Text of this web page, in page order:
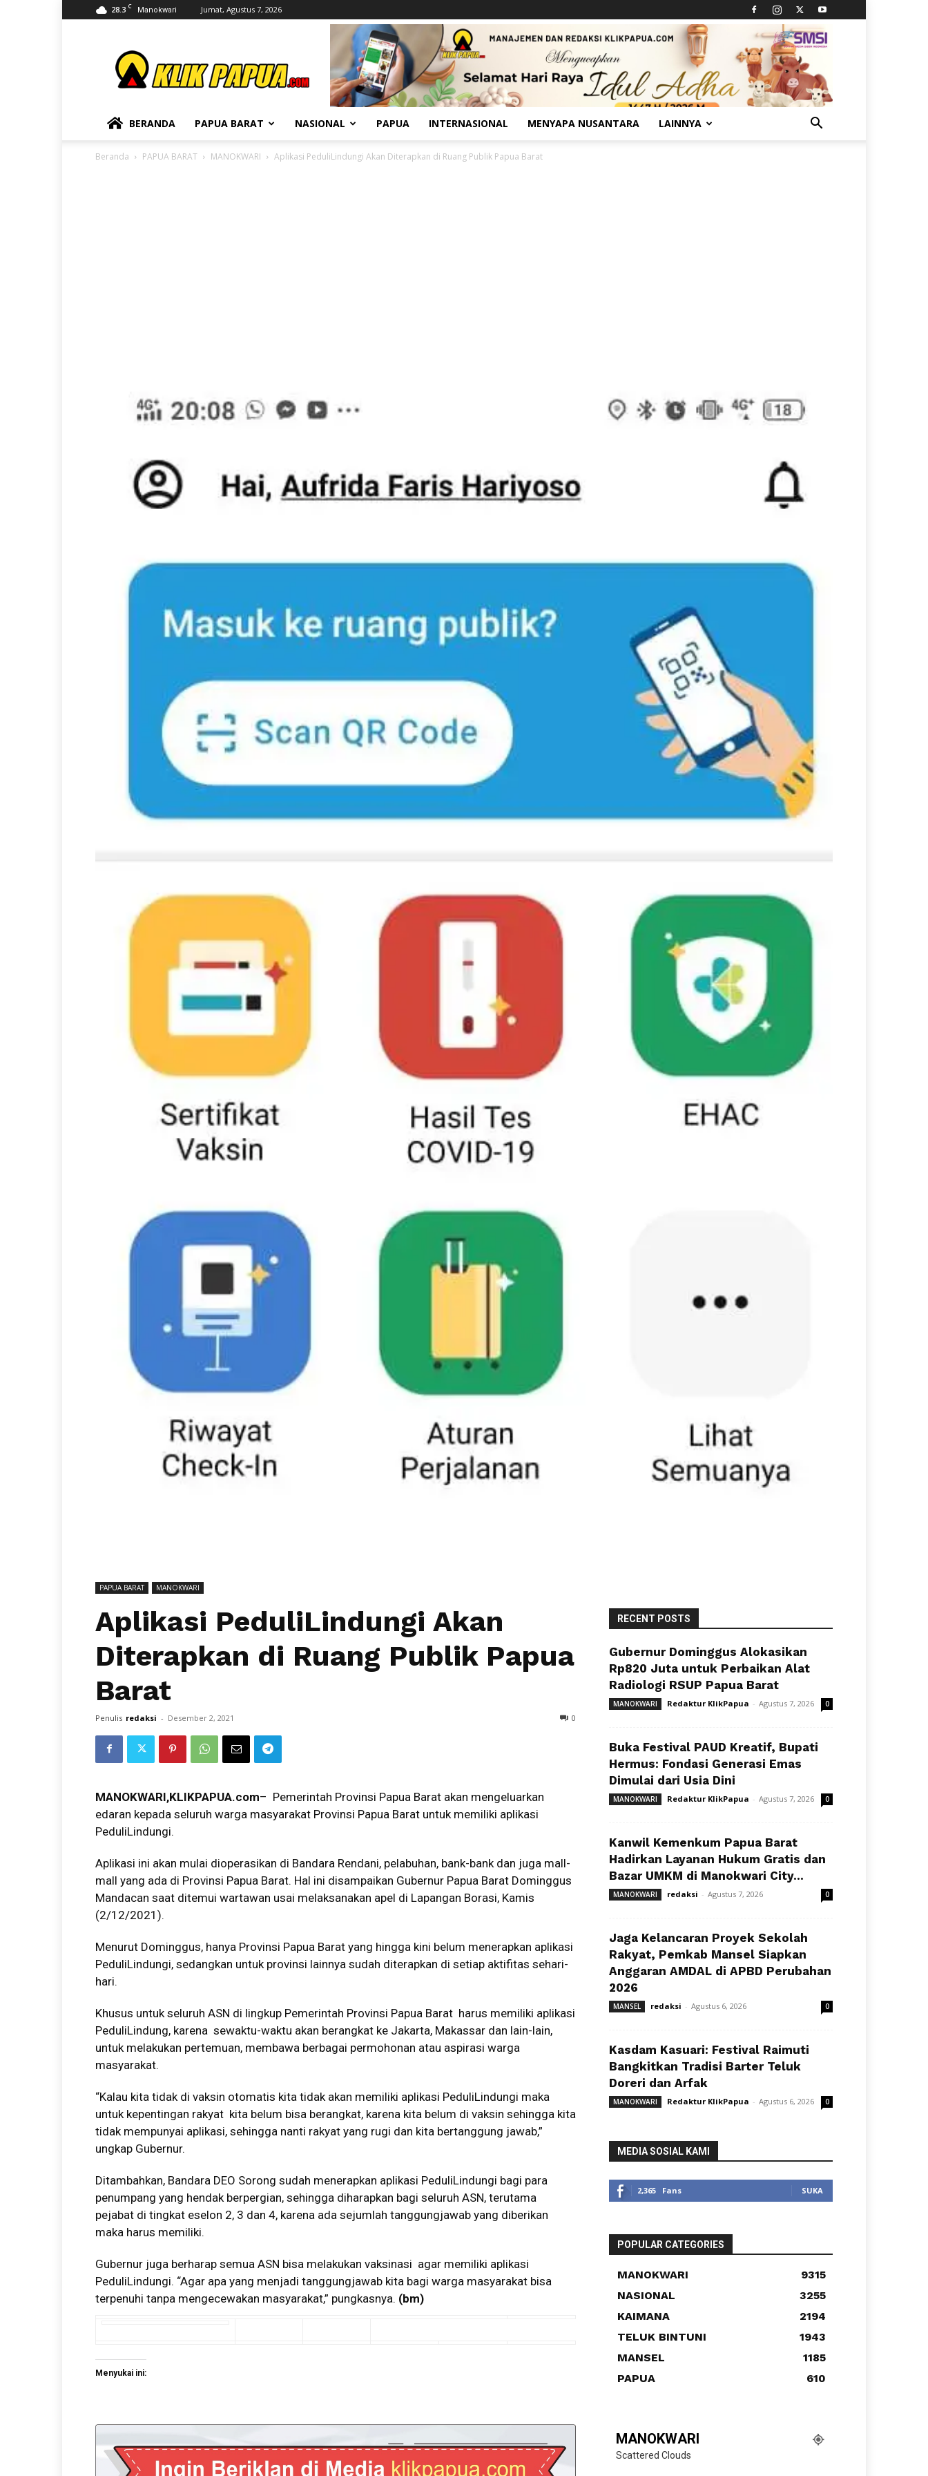
28.3 C Manokwari Jumat, Agustus 7, 2026
BERANDA PAPUA BARAT NASIONAL PAPUA INTERNASIONAL MENYAPA NUSANTARA LAINNYA
Beranda PAPUA BARAT MANOKWARI Aplikasi PeduliLindungi Akan Diterapkan di Ruang Publik Papua Barat
PAPUA BARAT MANOKWARI
Aplikasi PeduliLindungi Akan
Diterapkan di Ruang Publik Papua
Barat
Penulis redaksi - Desember 2, 2021 0
MANOKWARI,KLIKPAPUA.com– Pemerintah Provinsi Papua Barat akan mengeluarkan
edaran kepada seluruh warga masyarakat Provinsi Papua Barat untuk memiliki aplikasi
PeduliLindungi.
Aplikasi ini akan mulai dioperasikan di Bandara Rendani, pelabuhan, bank-bank dan juga mall-
mall yang ada di Provinsi Papua Barat. Hal ini disampaikan Gubernur Papua Barat Dominggus
Mandacan saat ditemui wartawan usai melaksanakan apel di Lapangan Borasi, Kamis
(2/12/2021).
Menurut Dominggus, hanya Provinsi Papua Barat yang hingga kini belum menerapkan aplikasi
PeduliLindungi, sedangkan untuk provinsi lainnya sudah diterapkan di setiap aktifitas sehari-
hari.
Khusus untuk seluruh ASN di lingkup Pemerintah Provinsi Papua Barat harus memiliki aplikasi
PeduliLindung, karena sewaktu-waktu akan berangkat ke Jakarta, Makassar dan lain-lain,
untuk melakukan pertemuan, membawa berbagai permohonan atau aspirasi warga
masyarakat.
“Kalau kita tidak di vaksin otomatis kita tidak akan memiliki aplikasi PeduliLindungi maka
untuk kepentingan rakyat kita belum bisa berangkat, karena kita belum di vaksin sehingga kita
tidak mempunyai aplikasi, sehingga nanti rakyat yang rugi dan kita bertanggung jawab,”
ungkap Gubernur.
Ditambahkan, Bandara DEO Sorong sudah menerapkan aplikasi PeduliLindungi bagi para
penumpang yang hendak berpergian, sehingga diharapkan bagi seluruh ASN, terutama
pejabat di tingkat eselon 2, 3 dan 4, karena ada sejumlah tanggungjawab yang diberikan
maka harus memiliki.
Gubernur juga berharap semua ASN bisa melakukan vaksinasi agar memiliki aplikasi
PeduliLindungi. “Agar apa yang menjadi tanggungjawab kita bagi warga masyarakat bisa
terpenuhi tanpa mengecewakan masyarakat,” pungkasnya. (bm)
Menyukai ini:
RECENT POSTS
Gubernur Dominggus Alokasikan
Rp820 Juta untuk Perbaikan Alat
Radiologi RSUP Papua Barat
MANOKWARI Redaktur KlikPapua - Agustus 7, 2026 0
Buka Festival PAUD Kreatif, Bupati
Hermus: Fondasi Generasi Emas
Dimulai dari Usia Dini
MANOKWARI Redaktur KlikPapua - Agustus 7, 2026 0
Kanwil Kemenkum Papua Barat
Hadirkan Layanan Hukum Gratis dan
Bazar UMKM di Manokwari City...
MANOKWARI redaksi - Agustus 7, 2026 0
Jaga Kelancaran Proyek Sekolah
Rakyat, Pemkab Mansel Siapkan
Anggaran AMDAL di APBD Perubahan
2026
MANSEL redaksi - Agustus 6, 2026 0
Kasdam Kasuari: Festival Raimuti
Bangkitkan Tradisi Barter Teluk
Doreri dan Arfak
MANOKWARI Redaktur KlikPapua - Agustus 6, 2026 0
MEDIA SOSIAL KAMI
2,365 Fans SUKA
POPULAR CATEGORIES
MANOKWARI
9315
NASIONAL
3255
KAIMANA
2194
TELUK BINTUNI
1943
MANSEL
1185
PAPUA
610
MANOKWARI
Scattered Clouds